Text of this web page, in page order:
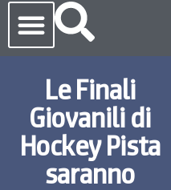
Le Finali
Giovanili di
Hockey Pista
saranno